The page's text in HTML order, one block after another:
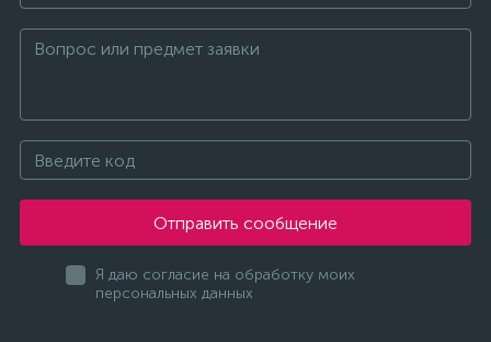
Отправить сообщение
Я даю согласие на обработку моих
персональных данных